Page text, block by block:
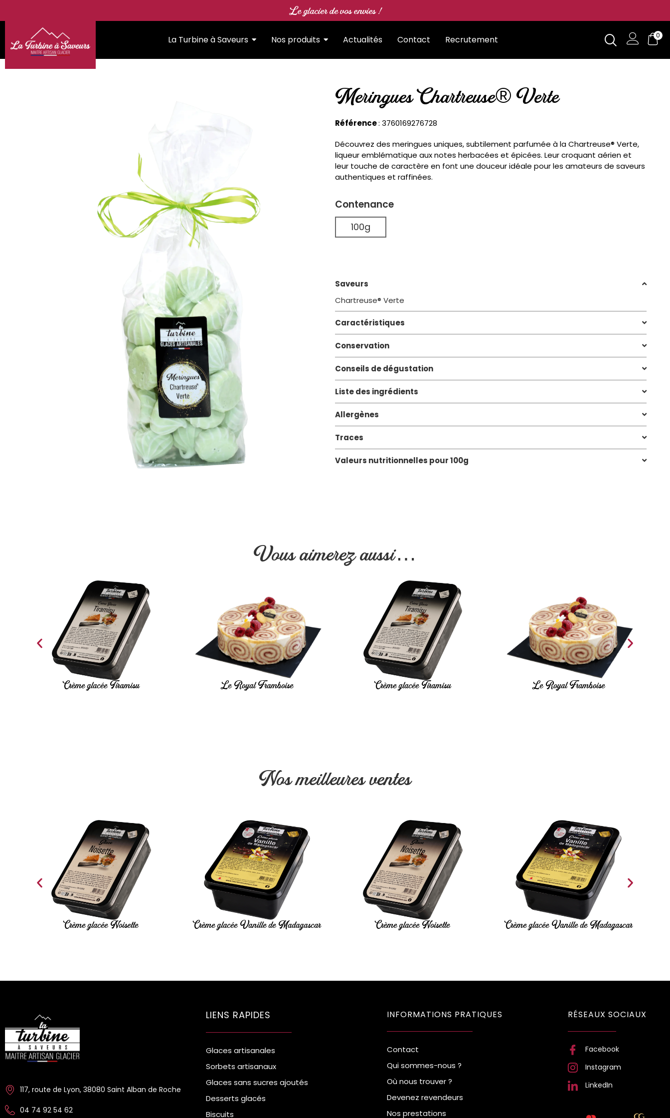
Le glacier de vos envies !
La Turbine à Saveurs Nos produits Actualités Contact Recrutement 0
Meringues Chartreuse® Verte
Référence: 3760169276728
Découvrez des meringues uniques, subtilement parfumée à la Chartreuse® Verte,
liqueur emblématique aux notes herbacées et épicées. Leur croquant aérien et
leur touche de caractère en font une douceur idéale pour les amateurs de saveurs
authentiques et raffinées.
Contenance
100g
Saveurs
Chartreuse® Verte
Caractéristiques
Conservation
Conseils de dégustation
Liste des ingrédients
Allergènes
Traces
Valeurs nutritionnelles pour 100g
Vous aimerez aussi…
Crème glacée Tiramisu Le Royal Framboise Crème glacée Tiramisu Le Royal Framboise
Nos meilleures ventes
Crème glacée Noisette Crème glacée Vanille de Madagascar Crème glacée Noisette Crème glacée Vanille de Madagascar
117, route de Lyon, 38080 Saint Alban de Roche
04 74 92 54 62
LIENS RAPIDES
Glaces artisanales
Sorbets artisanaux
Glaces sans sucres ajoutés
Desserts glacés
Biscuits
INFORMATIONS PRATIQUES
Contact
Qui sommes-nous ?
Où nous trouver ?
Devenez revendeurs
Nos prestations
RÉSEAUX SOCIAUX
Facebook
Instagram
LinkedIn